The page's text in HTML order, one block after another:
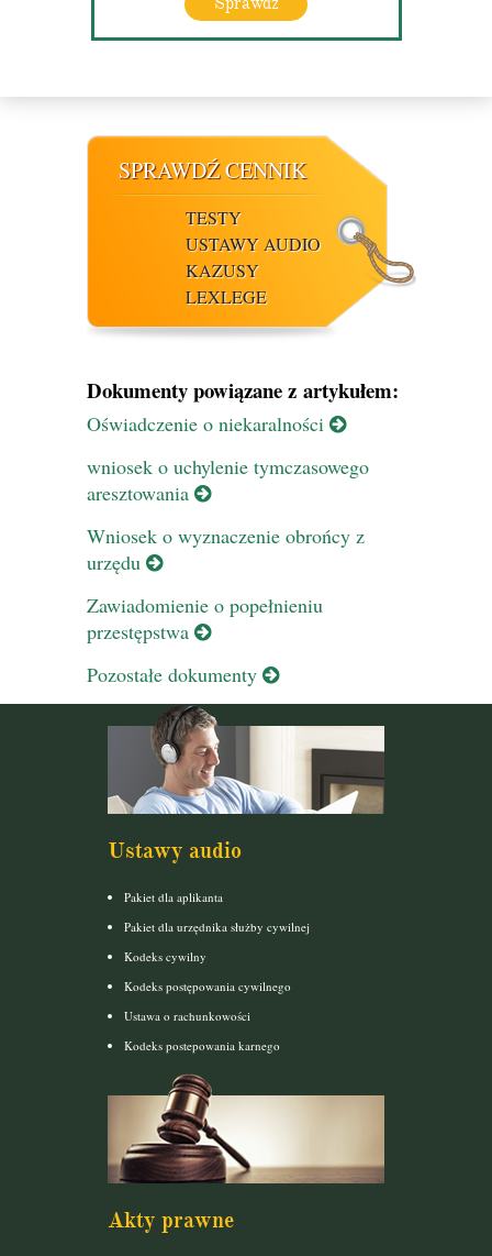
SPRAWDŹ CENNIK
TESTY
USTAWY AUDIO
KAZUSY
LEXLEGE
Dokumenty powiązane z artykułem:
Oświadczenie o niekaralności
wniosek o uchylenie tymczasowego
aresztowania
Wniosek o wyznaczenie obrońcy z
urzędu
Zawiadomienie o popełnieniu
przestępstwa
Pozostałe dokumenty
Ustawy audio
Pakiet dla aplikanta
Pakiet dla urzędnika służby cywilnej
Kodeks cywilny
Kodeks postępowania cywilnego
Ustawa o rachunkowości
Kodeks postepowania karnego
Akty prawne